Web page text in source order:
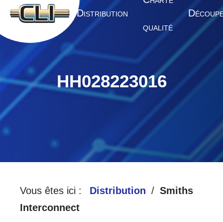
A CCUEIL DISTRIBUTION
QUALITÉ
D
HH028223016
Vous êtes ici : Distribution
Smiths
Interconnect